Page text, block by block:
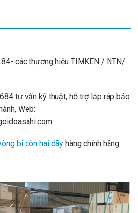
các thương hiệu TIMKEN / NTN/
tư vấn kỹ thuật, hỗ trợ lắp ráp bảo
Web:
bi côn hai dãy hàng chính hãng